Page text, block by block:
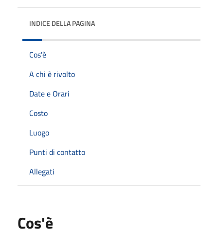
INDICE DELLA PAGINA
Cos'è
A chi è rivolto
Date e Orari
Costo
Luogo
Punti di contatto
Allegati
Cos'è